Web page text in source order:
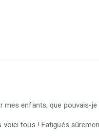
mes enfants, que pouvais-
voici tous ! Fatigués